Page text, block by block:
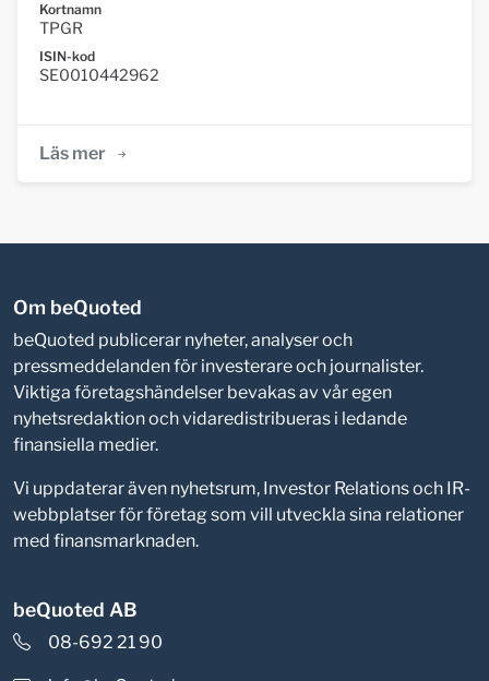
Kortnamn
TPGR
ISIN-kod
SE0010442962
Läs mer
Om beQuoted
beQuoted publicerar nyheter, analyser och
pressmeddelanden för investerare och journalister.
Viktiga företagshändelser bevakas av vår egen
nyhetsredaktion och vidaredistribueras i ledande
finansiella medier.
Vi uppdaterar även nyhetsrum, Investor Relations och IR-
webbplatser för företag som vill utveckla sina relationer
med finansmarknaden.
beQuoted AB
08-692 21 90